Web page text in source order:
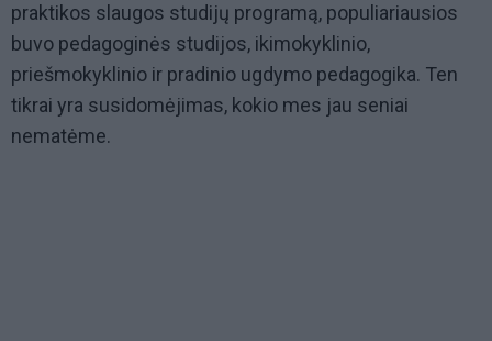
praktikos slaugos studijų programą, populiariausios
buvo pedagoginės studijos, ikimokyklinio,
priešmokyklinio ir pradinio ugdymo pedagogika. Ten
tikrai yra susidomėjimas, kokio mes jau seniai
nematėme.